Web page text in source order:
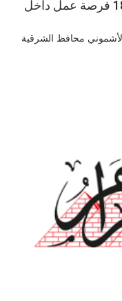
محافظ الشرقية:يعلن عن توفير 1837 فرصة عمل داخل
محافظ الشرقية